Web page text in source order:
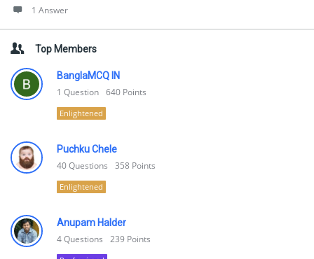
1 Answer
Top Members
BanglaMCQ IN
1 Question 640 Points
Enlightened
Puchku Chele
40Questions 358 Points
Enlightened
Anupam Halder
4Questions 239 Points